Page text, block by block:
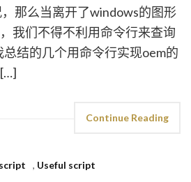
那么当离开了windows的图形
我们不得不利用命令行来查询
结的几个用命令行实现oem的
Continue Reading
, Useful script